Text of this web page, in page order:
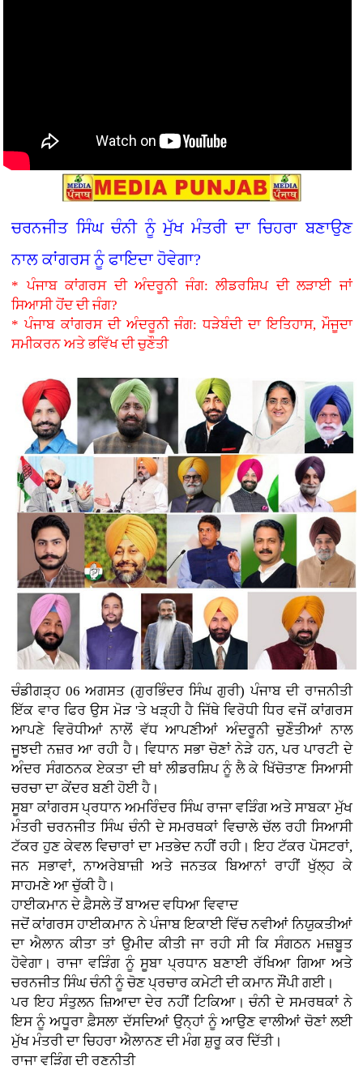
ਚਰਨਜੀਤ ਸਿੰਘ ਚੰਨੀ ਨੂੰ ਮੁੱਖ ਮੰਤਰੀ ਦਾ ਚਿਹਰਾ ਬਣਾਉਣ
ਨਾਲ ਕਾਂਗਰਸ ਨੂੰ ਫਾਇਦਾ ਹੋਵੇਗਾ?
* ਪੰਜਾਬ ਕਾਂਗਰਸ ਦੀ ਅੰਦਰੂਨੀ ਜੰਗ: ਲੀਡਰਸ਼ਿਪ ਦੀ ਲੜਾਈ ਜਾਂ
ਸਿਆਸੀ ਹੋਂਦ ਦੀ ਜੰਗ?
* ਪੰਜਾਬ ਕਾਂਗਰਸ ਦੀ ਅੰਦਰੂਨੀ ਜੰਗ: ਧੜੇਬੰਦੀ ਦਾ ਇਤਿਹਾਸ, ਮੌਜੂਦਾ
ਸਮੀਕਰਨ ਅਤੇ ਭਵਿੱਖ ਦੀ ਚੁਣੌਤੀ
ਚੰਡੀਗੜ੍ਹ 06 ਅਗਸਤ (ਗੁਰਭਿੰਦਰ ਸਿੰਘ ਗੁਰੀ)ਪੰਜਾਬ ਦੀ ਰਾਜਨੀਤੀ
ਇੱਕ ਵਾਰ ਫਿਰ ਉਸ ਮੋੜ 'ਤੇ ਖੜ੍ਹੀ ਹੈ ਜਿੱਥੇ ਵਿਰੋਧੀ ਧਿਰ ਵਜੋਂ ਕਾਂਗਰਸ
ਆਪਣੇ ਵਿਰੋਧੀਆਂ ਨਾਲੋਂ ਵੱਧ ਆਪਣੀਆਂ ਅੰਦਰੂਨੀ ਚੁਣੌਤੀਆਂ ਨਾਲ
ਜੂਝਦੀ ਨਜ਼ਰ ਆ ਰਹੀ ਹੈ। ਵਿਧਾਨ ਸਭਾ ਚੋਣਾਂ ਨੇੜੇ ਹਨ, ਪਰ ਪਾਰਟੀ ਦੇ
ਅੰਦਰ ਸੰਗਠਨਕ ਏਕਤਾ ਦੀ ਥਾਂ ਲੀਡਰਸ਼ਿਪ ਨੂੰ ਲੈ ਕੇ ਖਿੱਚੋਤਾਣ ਸਿਆਸੀ
ਚਰਚਾ ਦਾ ਕੇਂਦਰ ਬਣੀ ਹੋਈ ਹੈ।
ਸੂਬਾ ਕਾਂਗਰਸ ਪ੍ਰਧਾਨ ਅਮਰਿੰਦਰ ਸਿੰਘ ਰਾਜਾ ਵੜਿੰਗ ਅਤੇ ਸਾਬਕਾ ਮੁੱਖ
ਮੰਤਰੀ ਚਰਨਜੀਤ ਸਿੰਘ ਚੰਨੀ ਦੇ ਸਮਰਥਕਾਂ ਵਿਚਾਲੇ ਚੱਲ ਰਹੀ ਸਿਆਸੀ
ਟੱਕਰ ਹੁਣ ਕੇਵਲ ਵਿਚਾਰਾਂ ਦਾ ਮਤਭੇਦ ਨਹੀਂ ਰਹੀ। ਇਹ ਟੱਕਰ ਪੋਸਟਰਾਂ,
ਜਨ ਸਭਾਵਾਂ, ਨਾਅਰੇਬਾਜ਼ੀ ਅਤੇ ਜਨਤਕ ਬਿਆਨਾਂ ਰਾਹੀਂ ਖੁੱਲ੍ਹ ਕੇ
ਸਾਹਮਣੇ ਆ ਚੁੱਕੀ ਹੈ।
ਹਾਈਕਮਾਨ ਦੇ ਫ਼ੈਸਲੇ ਤੋਂ ਬਾਅਦ ਵਧਿਆ ਵਿਵਾਦ
ਜਦੋਂ ਕਾਂਗਰਸ ਹਾਈਕਮਾਨ ਨੇ ਪੰਜਾਬ ਇਕਾਈ ਵਿੱਚ ਨਵੀਆਂ ਨਿਯੁਕਤੀਆਂ
ਦਾ ਐਲਾਨ ਕੀਤਾ ਤਾਂ ਉਮੀਦ ਕੀਤੀ ਜਾ ਰਹੀ ਸੀ ਕਿ ਸੰਗਠਨ ਮਜ਼ਬੂਤ
ਹੋਵੇਗਾ। ਰਾਜਾ ਵੜਿੰਗ ਨੂੰ ਸੂਬਾ ਪ੍ਰਧਾਨ ਬਣਾਈ ਰੱਖਿਆ ਗਿਆ ਅਤੇ
ਚਰਨਜੀਤ ਸਿੰਘ ਚੰਨੀ ਨੂੰ ਚੋਣ ਪ੍ਰਚਾਰ ਕਮੇਟੀ ਦੀ ਕਮਾਨ ਸੌਂਪੀ ਗਈ।
ਪਰ ਇਹ ਸੰਤੁਲਨ ਜ਼ਿਆਦਾ ਦੇਰ ਨਹੀਂ ਟਿਕਿਆ। ਚੰਨੀ ਦੇ ਸਮਰਥਕਾਂ ਨੇ
ਇਸ ਨੂੰ ਅਧੂਰਾ ਫ਼ੈਸਲਾ ਦੱਸਦਿਆਂ ਉਨ੍ਹਾਂ ਨੂੰ ਆਉਣ ਵਾਲੀਆਂ ਚੋਣਾਂ ਲਈ
ਮੁੱਖ ਮੰਤਰੀ ਦਾ ਚਿਹਰਾ ਐਲਾਨਣ ਦੀ ਮੰਗ ਸ਼ੁਰੂ ਕਰ ਦਿੱਤੀ।
ਰਾਜਾ ਵੜਿੰਗ ਦੀ ਰਣਨੀਤੀ